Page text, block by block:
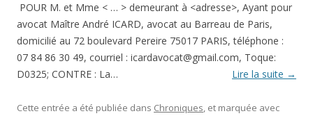
POUR M. et Mme < … > demeurant à <adresse>, Ayant pour
avocat Maître André ICARD, avocat au Barreau de Paris,
domicilié au 72 boulevard Pereire 75017 PARIS, téléphone :
07 84 86 30 49, courriel : icardavocat@gmail.com, Toque:
D0325; CONTRE : La…
Lire la suite →
Cette entrée a été publiée dans Chroniques, et marquée avec